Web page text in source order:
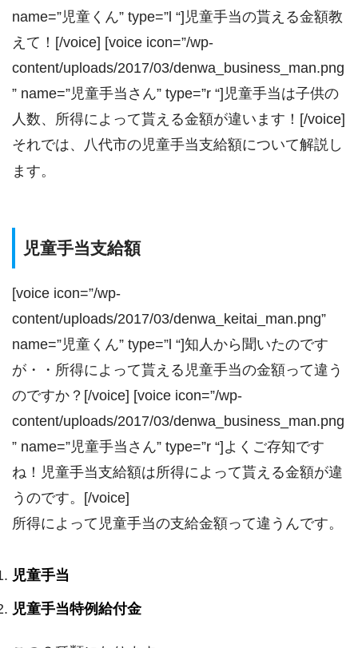
name=”児童くん” type=”l “]児童手当の貰える金額教
えて！[/voice] [voice icon=”/wp-
content/uploads/2017/03/denwa_business_man.png
” name=”児童手当さん” type=”r “]児童手当は子供の
人数、所得によって貰える金額が違います！[/voice]
それでは、八代市の児童手当支給額について解説し
ます。
児童手当支給額
[voice icon=”/wp-
content/uploads/2017/03/denwa_keitai_man.png”
name=”児童くん” type=”l “]知人から聞いたのです
が・・所得によって貰える児童手当の金額って違う
のですか？[/voice] [voice icon=”/wp-
content/uploads/2017/03/denwa_business_man.png
” name=”児童手当さん” type=”r “]よくご存知です
ね！児童手当支給額は所得によって貰える金額が違
うのです。[/voice]
所得によって児童手当の支給金額って違うんです。
児童手当
児童手当特例給付金